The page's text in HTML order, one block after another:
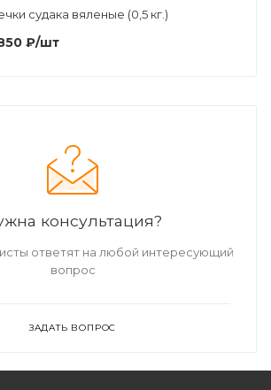
судака вяленые (0,5 кг.)
₽/шт
консультация?
ответят на любой интересующий
вопрос
ЗАДАТЬ ВОПРОС